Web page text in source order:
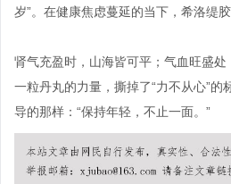
岁”。在健康焦虑蔓延的当下，希洛缇
肾气充盈时，山海皆可平；气血旺盛
一粒丹丸的力量，撕掉了“力不从心”
导的那样：“保持年轻，不止一面。”